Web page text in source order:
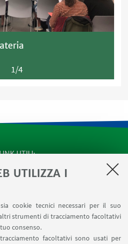
UTILIZZA I
cookie tecnici necessari per il suo
strumenti di tracciamento facoltativi
consenso.
facoltativi sono usati per
1/4
UTILI
Apps
Sale
dei Servizi